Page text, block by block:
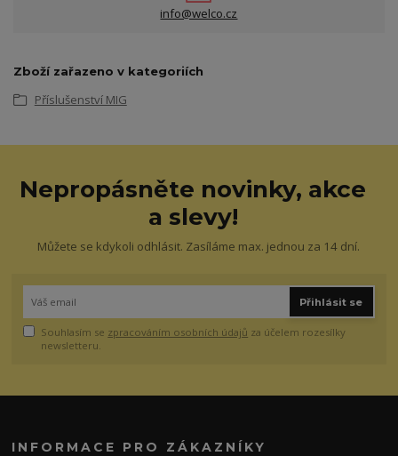
info@welco.cz
Zboží zařazeno v kategoriích
Příslušenství MIG
Nepropásněte novinky, akce
a slevy!
Můžete se kdykoli odhlásit. Zasíláme max. jednou za 14 dní.
Přihlásit se
Souhlasím se zpracováním osobních údajů za účelem rozesílky
newsletteru.
INFORMACE PRO ZÁKAZNÍKY